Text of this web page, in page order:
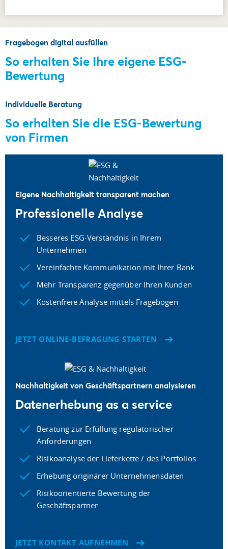
Fragebogen digital ausfüllen
So erhalten Sie Ihre eigene ESG-
Bewertung
Individuelle Beratung
So erhalten Sie die ESG-Bewertung
von Firmen
Eigene Nachhaltigkeit transparent machen
Professionelle Analyse
Besseres ESG-Verständnis in Ihrem
Unternehmen
Vereinfachte Kommunikation mit Ihrer Bank
Mehr Transparenz gegenüber Ihren Kunden
Kostenfreie Analyse mittels Fragebogen
JETZT ONLINE-BEFRAGUNG STARTEN
Nachhaltigkeit von Geschäftspartnern analysieren
Datenerhebung as a service
Beratung zur Erfüllung regulatorischer
Anforderungen
Risikoanalyse der Lieferkette / des Portfolios
Erhebung originärer Unternehmensdaten
Risikoorientierte Bewertung der
Geschäftspartner
JETZT KONTAKT AUFNEHMEN